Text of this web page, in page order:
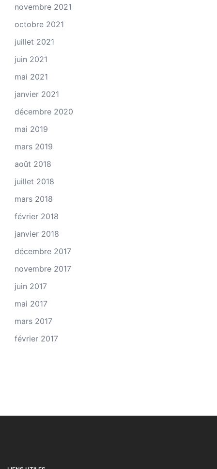
novembre 2021
octobre 2021
juillet 2021
juin 2021
mai 2021
janvier 2021
décembre 2020
mai 2019
mars 2019
août 2018
juillet 2018
mars 2018
février 2018
janvier 2018
décembre 2017
novembre 2017
juin 2017
mai 2017
mars 2017
février 2017